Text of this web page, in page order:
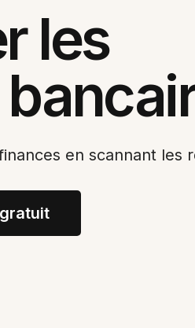
les
en scannant les